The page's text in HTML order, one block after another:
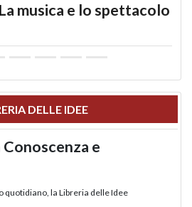
musica e lo spettacolo
DELLE IDEE
e
quotidiano, la Libreria delle Idee